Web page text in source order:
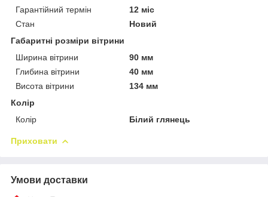
Гарантійний термін
12 міс
Стан
Новий
Габаритні розміри вітрини
Ширина вітрини
90 мм
Глибина вітрини
40 мм
Висота вітрини
134 мм
Колір
Колір
Білий глянець
Приховати
Умови доставки